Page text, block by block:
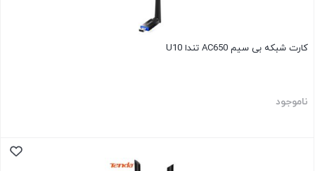
کارت شبکه بی سیم AC650 تندا U10
ناموجود